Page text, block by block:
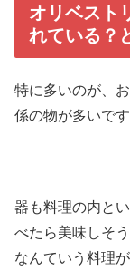
オリベスト
れている？
特に多いのが、
係の物が多いです
器も料理の内と
べたら美味しそう
なんていう料理